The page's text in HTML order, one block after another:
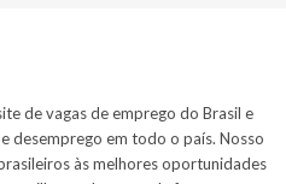
de vagas de emprego do Brasil e
desemprego em todo o país. Nosso
às melhores oportunidades